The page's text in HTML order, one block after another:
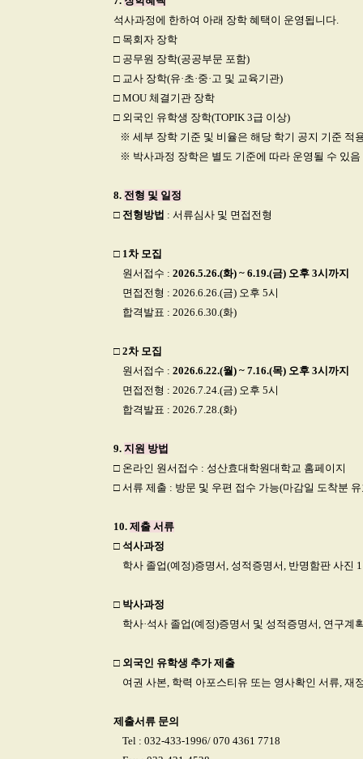
석사과정에 한하여 아래 장학 혜택이 운영됩니다.
□ 목회자 장학
□ 공무원 장학(공공부문 포함)
□ 교사 장학(유·초·중·고 및 교육기관)
□ MOU 체결기관 장학
□ 외국인 유학생 장학(TOPIK 3급 이상)
※ 세부 장학 기준 및 비율은 해당 학기 공지 기준 적
※ 박사과정 장학은 별도 기준에 따라 운영될 수 있음
8. 전형 및 일정
□ 전형방법 : 서류심사 및 면접전형
□ 1차 모집
원서접수 : 2026.5.26.(화) ~ 6.19.(금) 오후 3시까지
면접전형 : 2026.6.26.(금) 오후 5시
합격발표 : 2026.6.30.(화)
□ 2차 모집
원서접수 : 2026.6.22.(월) ~ 7.16.(목) 오후 3시까지
면접전형 : 2026.7.24.(금) 오후 5시
합격발표 : 2026.7.28.(화)
9. 지원 방법
□ 온라인 원서접수 : 성산효대학원대학교 홈페이지
□ 서류 제출 : 방문 및 우편 접수 가능(마감일 도착분
10. 제출 서류
□ 석사과정
학사 졸업(예정)증명서, 성적증명서, 반명함판 사진
□ 박사과정
학사·석사 졸업(예정)증명서 및 성적증명서, 연구계
□ 외국인 유학생 추가 제출
여권 사본, 학력 아포스티유 또는 영사확인 서류, 재
제출서류 문의
Tel : 032-433-1996/ 070 4361 7718